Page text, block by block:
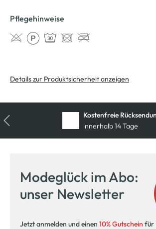
Pflegehinweise
Details zur Produktsicherheit anzeigen
Kostenfreie
innerhalb 14 Tage
Modeglück im Abo:
unser Newsletter
Jetzt anmelden und einen 10% Gutschein für